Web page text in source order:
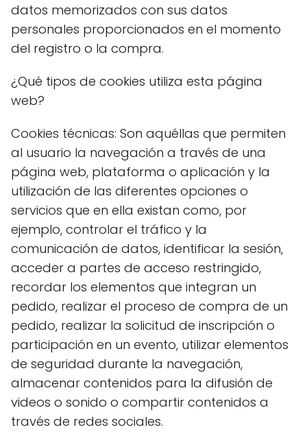
datos memorizados con sus datos
personales proporcionados en el momento
del registro o la compra.
¿Qué tipos de cookies utiliza esta página
web?
Cookies técnicas: Son aquéllas que permiten
al usuario la navegación a través de una
página web, plataforma o aplicación y la
utilización de las diferentes opciones o
servicios que en ella existan como, por
ejemplo, controlar el tráfico y la
comunicación de datos, identificar la sesión,
acceder a partes de acceso restringido,
recordar los elementos que integran un
pedido, realizar el proceso de compra de un
pedido, realizar la solicitud de inscripción o
participación en un evento, utilizar elementos
de seguridad durante la navegación,
almacenar contenidos para la difusión de
videos o sonido o compartir contenidos a
través de redes sociales.